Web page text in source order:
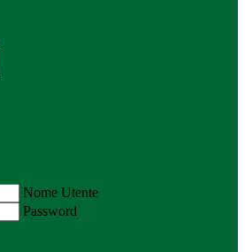
Nome Utente
Password